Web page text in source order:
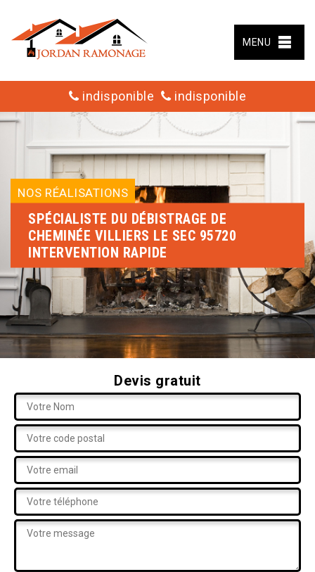
MENU
indisponible indisponible
NOS RÉALISATIONS
SPÉCIALISTE DU DÉBISTRAGE DE
CHEMINÉE VILLIERS LE SEC 95720
INTERVENTION RAPIDE
Devis gratuit